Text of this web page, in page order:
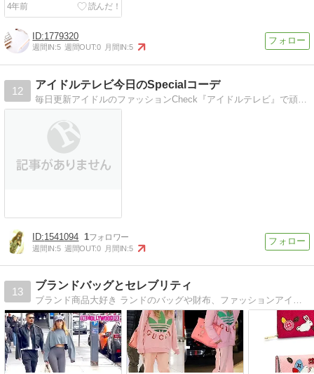
4年前
1779320
週間IN:5 週間OUT:0 月間IN:5
12
アイドルテレビ今日のSpecialコーデ
毎日更新アイドルのファッションCheck『アイドルテレビ』で頑張るアイドルのタマゴ達の服装やコーディネイトを毎日更新中！
1541094 1
週間IN:5 週間OUT:0 月間IN:5
13
ブランドバッグとセレブリティ
ブランド商品大好き ランドのバッグや財布、ファッションアイテムなどをご紹介。セレブが持ってるブランド商品なども紹介していきます。